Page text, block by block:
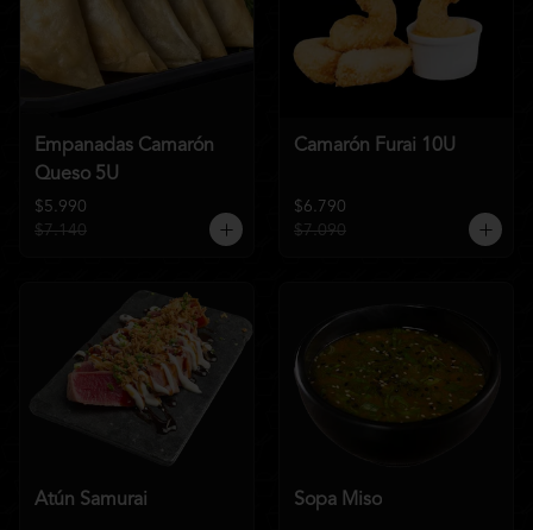
Empanadas Camarón
Queso 5U
$5.990
$7.140
Camarón Furai 10U
$6.790
$7.090
Atún Samurai Sopa Miso